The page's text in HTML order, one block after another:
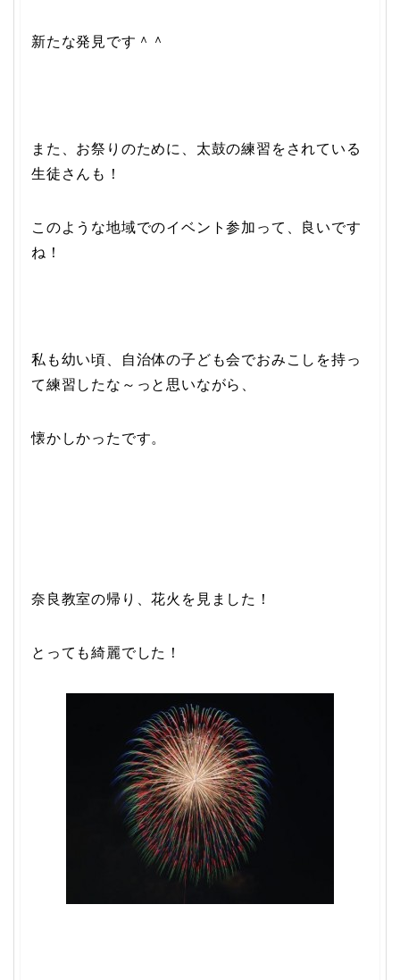
新たな発見です＾＾
また、お祭りのために、太鼓の練習をされている
生徒さんも！
このような地域でのイベント参加って、良いです
ね！
私も幼い頃、自治体の子ども会でおみこしを持っ
て練習したな～っと思いながら、
懐かしかったです。
奈良教室の帰り、花火を見ました！
とっても綺麗でした！